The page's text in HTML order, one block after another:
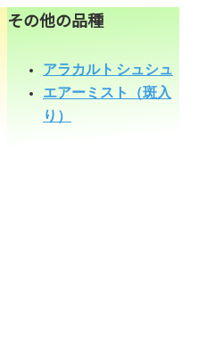
その他の品種
アラカルト シュシュ
エアーミスト（斑入
り）